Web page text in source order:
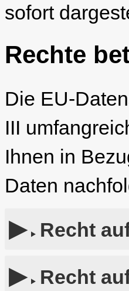
sofort
Rechte
Die EU-
III
Ihnen in
Daten
Recht
Recht